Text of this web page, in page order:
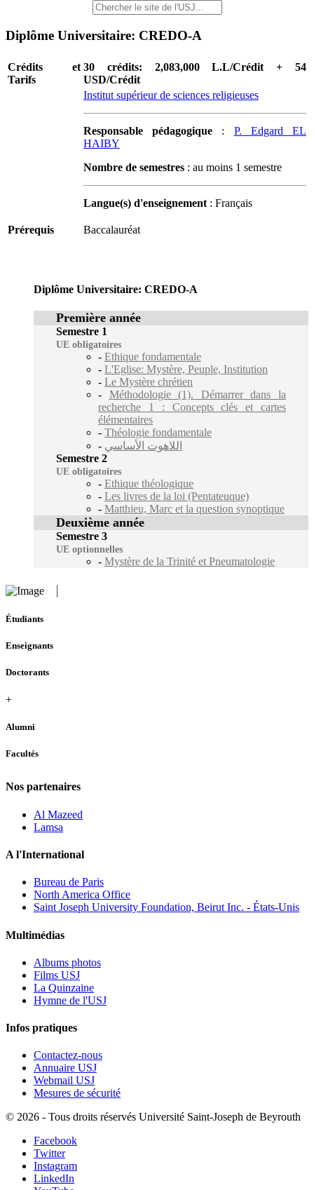
Diplôme Universitaire: CREDO-A
Crédits et
Tarifs
30 crédits: 2,083,000 L.L/Crédit + 54
USD/Crédit
Institut supérieur de sciences religieuses
Responsable pédagogique : P. Edgard EL
HAIBY
Nombre de semestres : au moins 1 semestre
Langue(s) d'enseignement: Français
Prérequis Baccalauréat
Diplôme Universitaire: CREDO-A
Première année
Semestre 1
UE obligatoires
- Ethique fondamentale
- L'Eglise: Mystère, Peuple, Institution
- Le Mystère chrétien
- Méthodologie (1). Démarrer dans la
recherche 1 : Concepts clés et cartes
élémentaires
- Théologie fondamentale
- اللاهوت الأساسي
Semestre 2
UE obligatoires
- Ethique théologique
- Les livres de la loi (Pentateuque)
- Matthieu, Marc et la question synoptique
Deuxième année
Semestre 3
UE optionnelles
- Mystère de la Trinité et Pneumatologie
Étudiants
Enseignants
Doctorants
+
Alumni
Facultés
Nos partenaires
Al Mazeed
Lamsa
A l'International
Bureau de Paris
North America Office
Saint Joseph University Foundation, Beirut Inc. - États-Unis
Multimédias
Albums photos
Films USJ
La Quinzaine
Hymne de l'USJ
Infos pratiques
Contactez-nous
Annuaire USJ
Webmail USJ
Mesures de sécurité
© 2026 - Tous droits réservés Université Saint-Joseph de Beyrouth
Facebook
Twitter
Instagram
LinkedIn